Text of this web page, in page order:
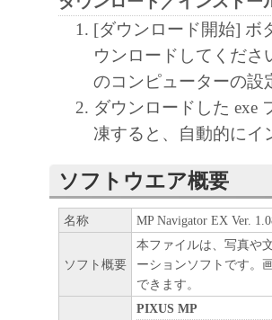
[ダウンロード開始] ボ
ウンロードしてくださ
のコンピューターの設
ダウンロードした exe
凍すると、自動的にイ
ソフトウエア概要
名称 MP Navigator EX Ver.
ソフト概要
本ファイルは、写真や
ーションソフトです。
できます。
PIXUS MP